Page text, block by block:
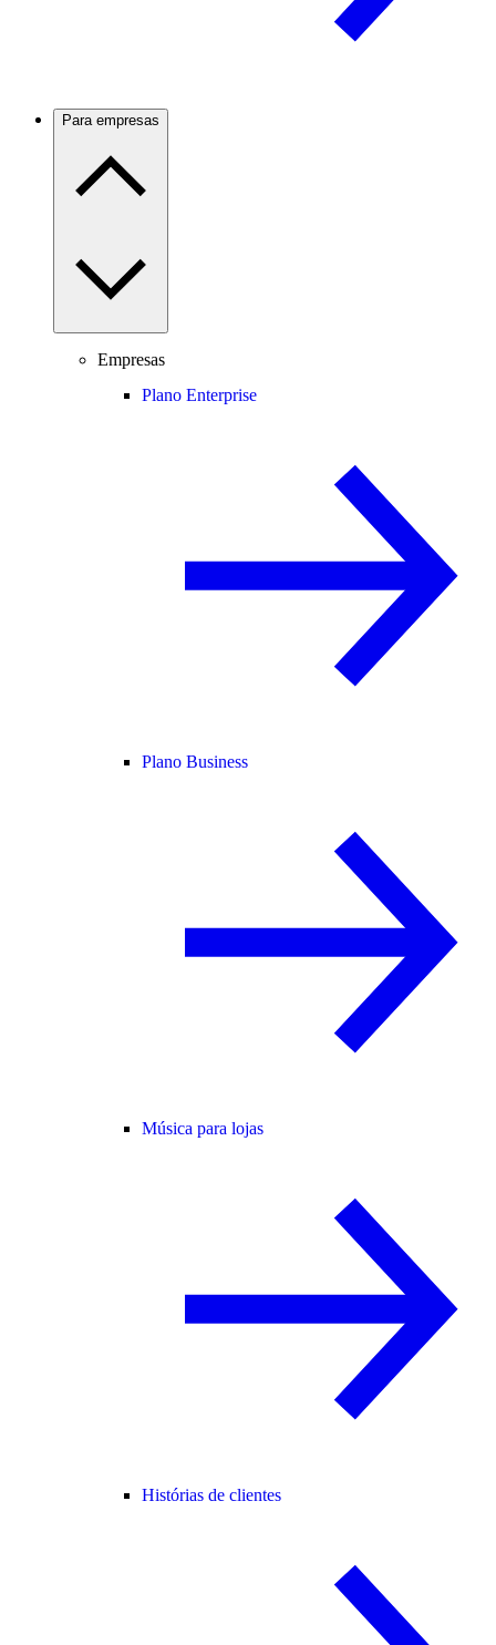
Para empresas
Empresas
Plano Enterprise
Plano Business
Música para lojas
Histórias de clientes